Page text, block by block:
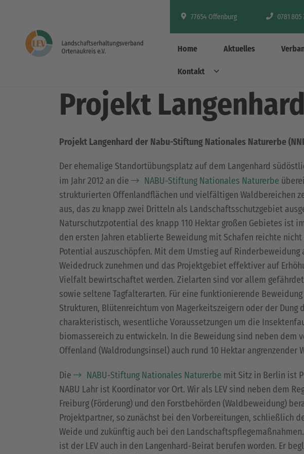
77654 Offenburg 0781 805
Home Aktuelles
Kontakt
Projekt Langenhard
Projekt Langenhard der Nabu-Stiftung Nationales Naturerbe
Der ehemalige Standortübungsplatz auf dem Langenhard
im Jahr 2012 an die
NABU-Stiftung Nationales Naturerbe
strukturierten Offenlandflächen und vielfältigen Waldbereichen
aus, das zu knapp zwei Dritteln als Landschaftsschutzgebiet
Naturschutzpotential des knapp 110 Hektar großen Gebietes ist
den ersten Jahren etablierte Beweidung mit Schafen reichte nicht
Potential auszuschöpfen. Mit dem Umstieg auf Rinderbeweidung
Weidedruck zunehmen und das Projektgebiet effektiver auf
Vielfalt bewirtschaftet werden. Zielarten sind vor allem
sowie seltene Tagfalterarten. Für eine funktionierende
Strukturen, Blütenreichtum von Magerkeitszeigern oder der Dung
charakteristisch, wesentliche Voraussetzungen um die
biomassereich zu entwickeln. In die Beweidung sind neben dem
Offenland (Waldrodungsinsel) auch rund 10 Hektar angrenzender
Die NABU-Stiftung Nationales Naturerbe mit Sitz in Berlin ist
NABU Lahr ist Koordinator vor Ort. Wir als LEV sind neben dem
Freiburg (Förderung) und den Forstbehörden (Waldbeweidung)
Projektpartner, so zunächst bei den Vorbereitungen, schließlich
Weide und zukünftig auch bei den
ist der LEV auch in den Langenhard-Beirat berufen worden. Er